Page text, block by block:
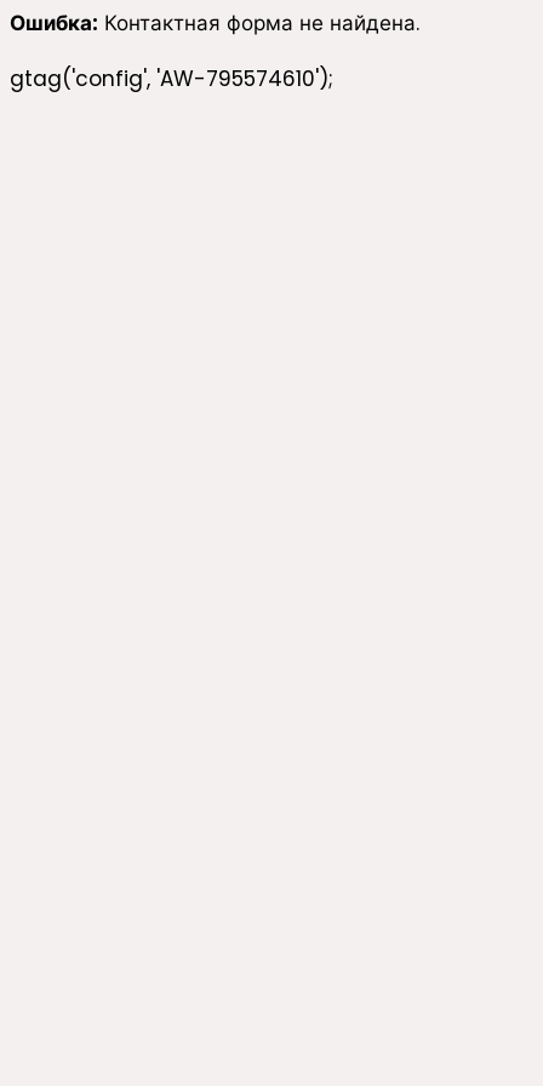
Ошибка: Контактная форма не найдена.
gtag('config', 'AW-795574610');